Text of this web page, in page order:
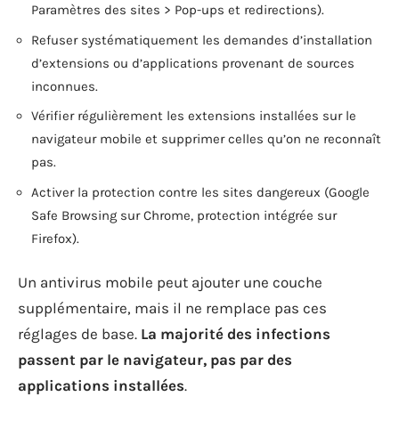
Paramètres des sites > Pop-ups et redirections).
Refuser systématiquement les demandes d’installation
d’extensions ou d’applications provenant de sources
inconnues.
Vérifier régulièrement les extensions installées sur le
navigateur mobile et supprimer celles qu’on ne reconnaît
pas.
Activer la protection contre les sites dangereux (Google
Safe Browsing sur Chrome, protection intégrée sur
Firefox).
Un antivirus mobile peut ajouter une couche
supplémentaire, mais il ne remplace pas ces
réglages de base. La majorité des infections
passent par le navigateur, pas par des
applications installées.